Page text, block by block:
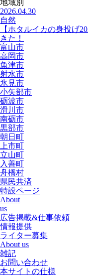
地域別
2026.04.30
自然
【ホタルイカの身投げ
きた！
富山市
高岡市
魚津市
射水市
氷見市
小矢部市
砺波市
滑川市
南砺市
黒部市
朝日町
上市町
立山町
入善町
舟橋村
県民共済
特設ページ
About
us
広告掲載&仕事依頼
情報提供
ライター募集
About us
雑記
お問い合わせ
本サイトの仕様